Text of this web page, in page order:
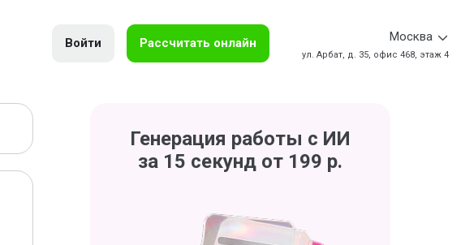
Войти Рассчитать онлайн Москва
ул. Арбат, д. 35, офис 468, этаж 4
Генерация работы с ИИ
за 15 секунд от 199 р.